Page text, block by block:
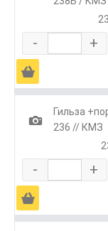
- +
Ä
1
Гильза
236 // КМЗ
- +
Ä